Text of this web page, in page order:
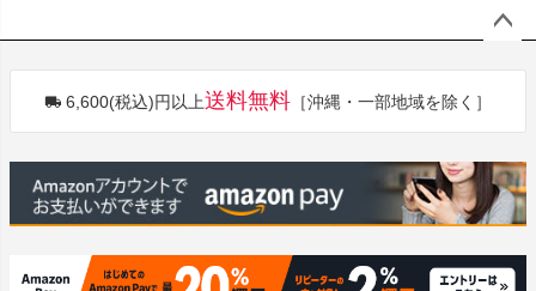
へ
6,600(税込)円以上送料無料 ［沖縄・一部地域を除く］